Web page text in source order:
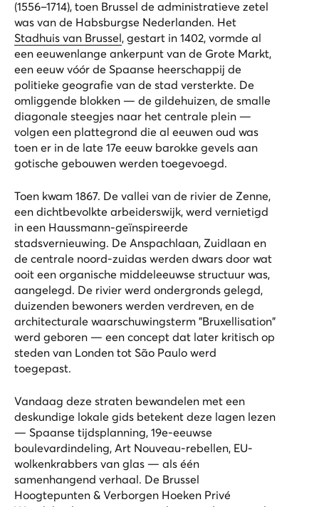
(1556–1714), toen Brussel de administratieve zetel
was van de Habsburgse Nederlanden. Het
Stadhuis van Brussel, gestart in 1402, vormde al
een eeuwenlange ankerpunt van de Grote Markt,
een eeuw vóór de Spaanse heerschappij de
politieke geografie van de stad versterkte. De
omliggende blokken — de gildehuizen, de smalle
diagonale steegjes naar het centrale plein —
volgen een plattegrond die al eeuwen oud was
toen er in de late 17e eeuw barokke gevels aan
gotische gebouwen werden toegevoegd.
Toen kwam 1867. De vallei van de rivier de Zenne,
een dichtbevolkte arbeiderswijk, werd vernietigd
in een Haussmann-geïnspireerde
stadsvernieuwing. De Anspachlaan, Zuidlaan en
de centrale noord-zuidas werden dwars door wat
ooit een organische middeleeuwse structuur was,
aangelegd. De rivier werd ondergronds gelegd,
duizenden bewoners werden verdreven, en de
architecturale waarschuwingsterm "Bruxellisation"
werd geboren — een concept dat later kritisch op
steden van Londen tot São Paulo werd
toegepast.
Vandaag deze straten bewandelen met een
deskundige lokale gids betekent deze lagen lezen
— Spaanse tijdsplanning, 19e-eeuwse
boulevardindeling, Art Nouveau-rebellen, EU-
wolkenkrabbers van glas — als één
samenhangend verhaal. De Brussel
Hoogtepunten & Verborgen Hoeken Privé